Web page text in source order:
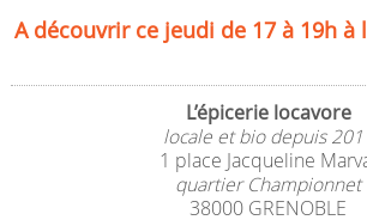
A découvrir ce jeudi de 17 à 19h à
L’épicerie locavore
locale et bio depuis
1 place Jacqueline
quartier Championnet
38000 GRENOBLE